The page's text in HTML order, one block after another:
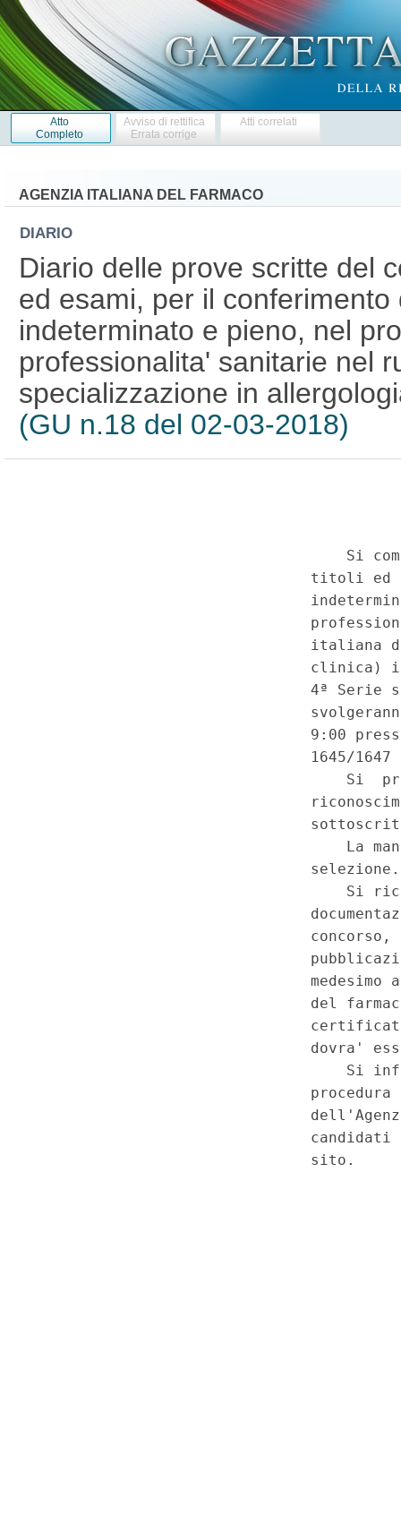
Atto
Completo
Avviso di rettifica
Errata corrige
Atti correlati
AGENZIA ITALIANA DEL FARMACO
DIARIO
Diario delle prove scritte del
ed esami, per il
indeterminato e pieno, nel
professionalita' sanitarie nel
specializzazione in
(GU n.18 del 02-03-2018)